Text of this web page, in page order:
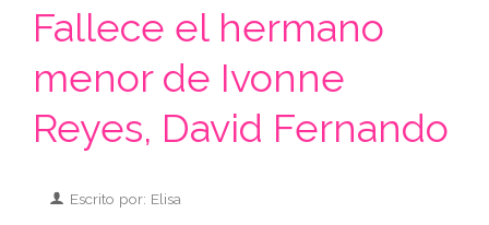
Fallece el hermano
menor de Ivonne
Reyes, David Fernando
Escrito por: Elisa